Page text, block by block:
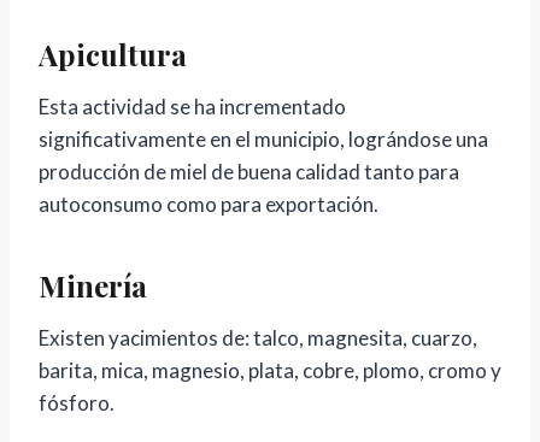
Apicultura
Esta actividad se ha incrementado
significativamente en el municipio, lográndose una
producción de miel de buena calidad tanto para
autoconsumo como para exportación.
Minería
Existen yacimientos de: talco, magnesita, cuarzo,
barita, mica, magnesio, plata, cobre, plomo, cromo y
fósforo.